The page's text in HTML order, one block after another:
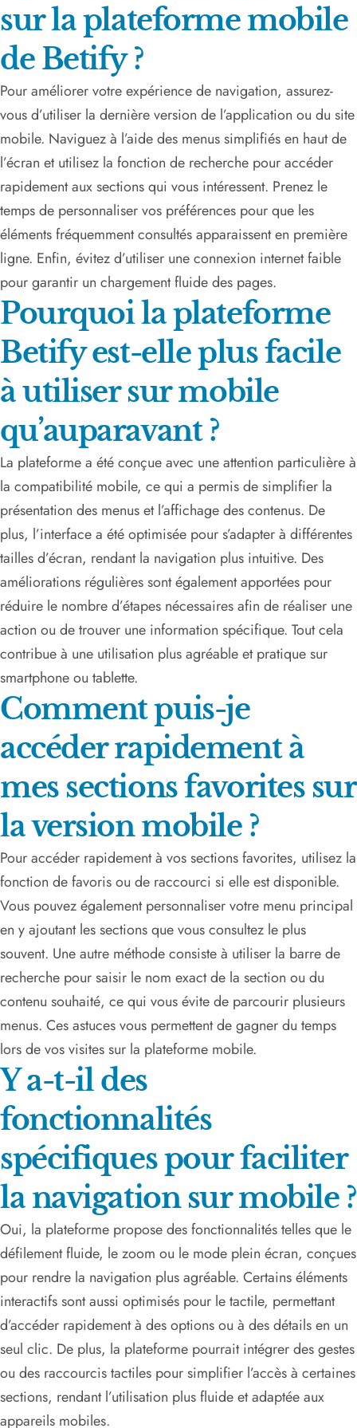
sur la plateforme mobile
de Betify ?
Pour améliorer votre expérience de navigation, assurez-
vous d’utiliser la dernière version de l’application ou du site
mobile. Naviguez à l’aide des menus simplifiés en haut de
l’écran et utilisez la fonction de recherche pour accéder
rapidement aux sections qui vous intéressent. Prenez le
temps de personnaliser vos préférences pour que les
éléments fréquemment consultés apparaissent en première
ligne. Enfin, évitez d’utiliser une connexion internet faible
pour garantir un chargement fluide des pages.
Pourquoi la plateforme
Betify est-elle plus facile
à utiliser sur mobile
qu’auparavant ?
La plateforme a été conçue avec une attention particulière à
la compatibilité mobile, ce qui a permis de simplifier la
présentation des menus et l’affichage des contenus. De
plus, l’interface a été optimisée pour s’adapter à différentes
tailles d’écran, rendant la navigation plus intuitive. Des
améliorations régulières sont également apportées pour
réduire le nombre d’étapes nécessaires afin de réaliser une
action ou de trouver une information spécifique. Tout cela
contribue à une utilisation plus agréable et pratique sur
smartphone ou tablette.
Comment puis-je
accéder rapidement à
mes sections favorites sur
la version mobile ?
Pour accéder rapidement à vos sections favorites, utilisez la
fonction de favoris ou de raccourci si elle est disponible.
Vous pouvez également personnaliser votre menu principal
en y ajoutant les sections que vous consultez le plus
souvent. Une autre méthode consiste à utiliser la barre de
recherche pour saisir le nom exact de la section ou du
contenu souhaité, ce qui vous évite de parcourir plusieurs
menus. Ces astuces vous permettent de gagner du temps
lors de vos visites sur la plateforme mobile.
Y a-t-il des
fonctionnalités
spécifiques pour faciliter
la navigation sur mobile ?
Oui, la plateforme propose des fonctionnalités telles que le
défilement fluide, le zoom ou le mode plein écran, conçues
pour rendre la navigation plus agréable. Certains éléments
interactifs sont aussi optimisés pour le tactile, permettant
d’accéder rapidement à des options ou à des détails en un
seul clic. De plus, la plateforme pourrait intégrer des gestes
ou des raccourcis tactiles pour simplifier l’accès à certaines
sections, rendant l’utilisation plus fluide et adaptée aux
appareils mobiles.